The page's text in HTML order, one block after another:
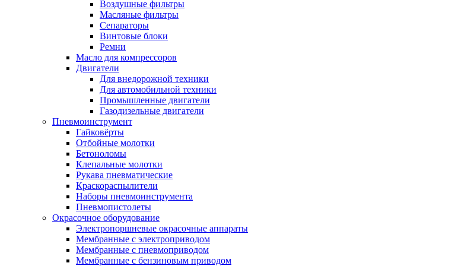
Воздушные фильтры
Масляные фильтры
Сепараторы
Винтовые блоки
Ремни
Масло для компрессоров
Двигатели
Для внедорожной техники
Для автомобильной техники
Промышленные двигатели
Газодизельные двигатели
Пневмоинструмент
Гайковёрты
Отбойные молотки
Бетоноломы
Клепальные молотки
Рукава пневматические
Краскораспылители
Наборы пневмоинструмента
Пневмопистолеты
Окрасочное оборудование
Электропоршневые окрасочные аппараты
Мембранные с электроприводом
Мембранные с пневмоприводом
Мембранные с бензиновым приводом